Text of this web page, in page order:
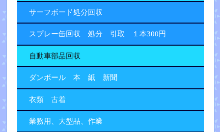
サーフボード処分回収
スプレー缶回収 処分 引取 １本300円
自動車部品回収
ダンボール 本 紙 新聞
衣類 古着
業務用、大型品、作業